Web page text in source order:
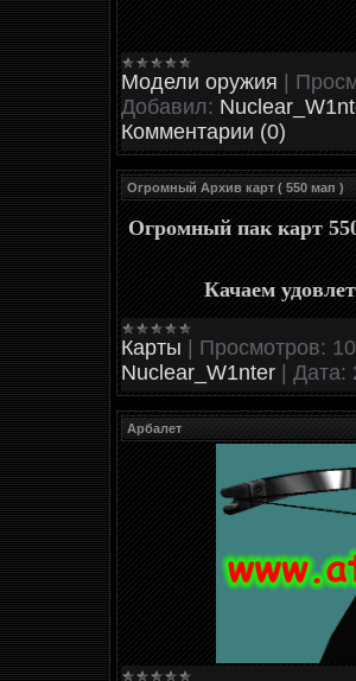
Модели оружия |
Добавил:
Комментарии (0)
Огромный Архив карт ( 550 мап )
Огромный пак карт
Качаем
Карты | Просмотров:
Nuclear_W1nter | Дата:
Арбалет